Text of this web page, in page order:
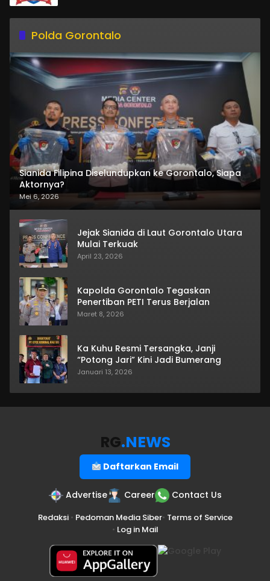
Polda Gorontalo
Sianida Filipina Diselundupkan ke Gorontalo, Siapa
Aktornya?
Mei 6, 2026
Jejak Sianida di Laut Gorontalo Utara
Mulai Terkuak
April 23, 2026
Kapolda Gorontalo Tegaskan
Penertiban PETI Terus Berjalan
Maret 8, 2026
Ka Kuhu Resmi Tersangka, Janji
“Potong Jari” Kini Jadi Bumerang
Januari 13, 2026
RG.NEWS
Daftarkan Email
Advertise Career Contact Us
Redaksi• Pedoman Media Siber• Terms of Service
• Log in Mail